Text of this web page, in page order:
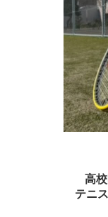
高
テニ